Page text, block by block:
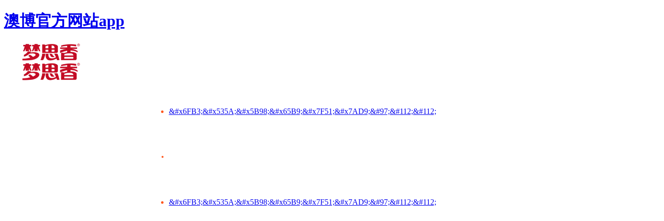
澳博官方网站app
&#x6FB3;&#x535A;&#x5B98;&#x65B9;&#x7F51;&#x7AD9;&#97;&#112;&#112;
&#x6FB3;&#x535A;&#x5B98;&#x65B9;&#x7F51;&#x7AD9;&#97;&#112;&#112;